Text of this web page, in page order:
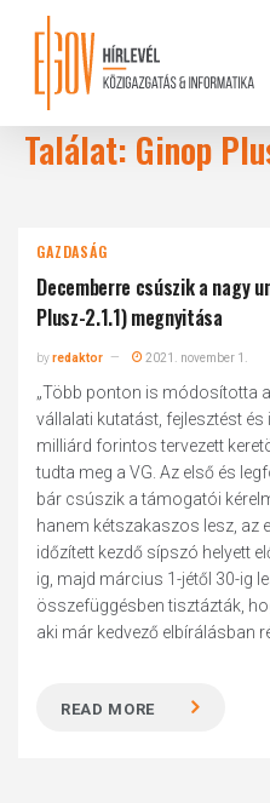
content
Találat: Ginop
GAZDASÁG
Decemberre csúszik a nagy
Plusz-2.1.1) megnyitása
byredaktor 2021. november 1.
„Több ponton is módosította
vállalati kutatást, fejlesztést
milliárd forintos tervezett
tudta meg a VG. Az első és
bár csúszik a támogatói
hanem kétszakaszos lesz, az
időzített kezdő sípszó helyett
ig, majd március 1-jétől 30-ig
összefüggésben tisztázták,
aki már kedvező elbírálásban
READ MORE